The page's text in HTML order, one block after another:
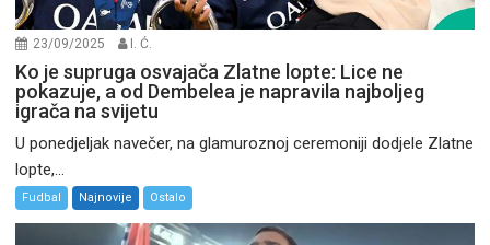
23/09/2025 I. Ć.
Ko je supruga osvajača Zlatne lopte: Lice ne
pokazuje, a od Dembelea je napravila najboljeg
igrača na svijetu
U ponedjeljak navečer, na glamuroznoj ceremoniji dodjele Zlatne
lopte,...
Fudbal Najnovije Ostalo